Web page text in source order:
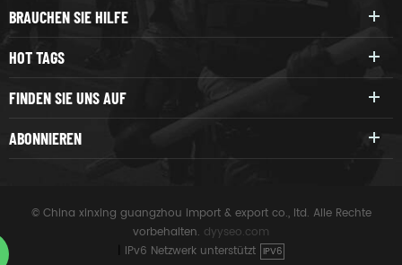
BRAUCHEN SIE HILFE
HOT TAGS
FINDEN SIE UNS AUF
ABONNIEREN
© China xinxing guangzhou import & export co., ltd. Alle Rechte
vorbehalten. dyyseo.com
IPv6 Netzwerk unterstützt IPV6